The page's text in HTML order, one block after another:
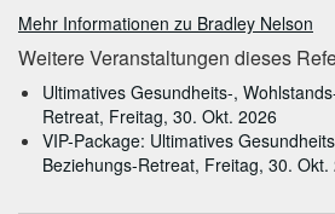
Mehr Informationen zu Bradley Nelson
Weitere Veranstaltungen dieses
Ultimatives Gesundheits-,
Retreat, Freitag, 30. Okt. 2026
VIP-Package: Ultimatives
Beziehungs-Retreat, Freitag, 30. Okt.